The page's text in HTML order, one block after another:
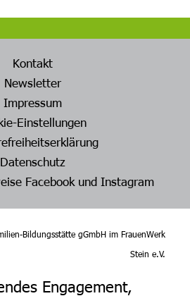
Kontakt
Newsletter
Impressum
Einstellungen
Datenschutz
Facebook und Instagram
Bildungsstätte gGmbH im FrauenWerk
Stein e.V.
Engagement,